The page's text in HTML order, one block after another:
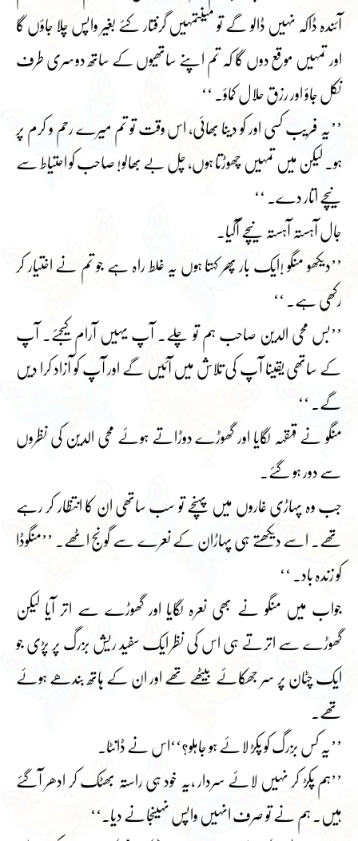
آئندہ ڈاکہ نہیں ڈالو گے تو میںتمہیں گرفتار کئے بغیر واپس چلا جاؤں گا
اور تمہیں موقع دوں گا کہ تم اپنے ساتھیوں کے ساتھ دوسری طرف
نکل جاؤ اور رزق حلال کماؤ۔ ‘‘
’’یہ فریب کسی اور کو دینا بھائی، اس وقت تو تم میرے رحم و کرم پر
ہو۔ لیکن میں تمہیں چھوڑتا ہوں، چل بے بھالو! صاحب کو احتیاط سے
نیچے اتار دے۔ ‘‘
جال آہستہ آہستہ نیچے آگیا۔
’’دیکھو منگو !ایک بار پھر کہتا ہوں یہ غلط راہ ہے جو تم نے اختیار کر
رکھی ہے۔ ‘‘
’’بس محی الدین صاحب ہم تو چلے۔ آپ یہیں آرام کیجئے۔ آپ
کے ساتھی یقینا آپ کی تلاش میں آئیں گے اور آپ کو آزاد کرا دیں
گے۔ ‘‘
منگو نے قہقہہ لگایا اور گھوڑے دوڑاتے ہوئے محی الدین کی نظروں
سے دور ہو گئے۔
جب وہ پہاڑی غاروں میں پہنچے تو سب ساتھی ان کا انتظار کر رہے
تھے۔ اسے دیکھتے ہی پہاڑان کے نعرے سے گونج اٹھے۔ ’’منگوڈا
کو زندہ باد۔ ‘‘
جواب میں منگو نے بھی نعرہ لگایا اور گھوڑے سے اتر آیا لیکن
گھوڑے سے اترتے ہی اس کی نظر ایک سفید ریش بزرگ پر پڑی جو
ایک چٹان پر سر جھکائے بیٹھے تھے اور ان کے ہاتھ بندھے ہوئے
تھے۔
’’یہ کس بزرگ کو پکڑ لائے ہو جاہلو؟‘‘اس نے ڈانٹا۔
’’ہم پکڑ کر نہیں لائے سردار ،یہ خود ہی راستہ بھٹک کر ادھر آگئے
ہیں۔ ہم نے تو صرف انہیں واپس نہیںجانے دیا۔‘‘